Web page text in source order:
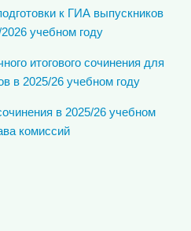
к ГИА выпускников
учебном году
итогового сочинения для
в 2025/26 учебном году
в 2025/26 учебном
комиссий